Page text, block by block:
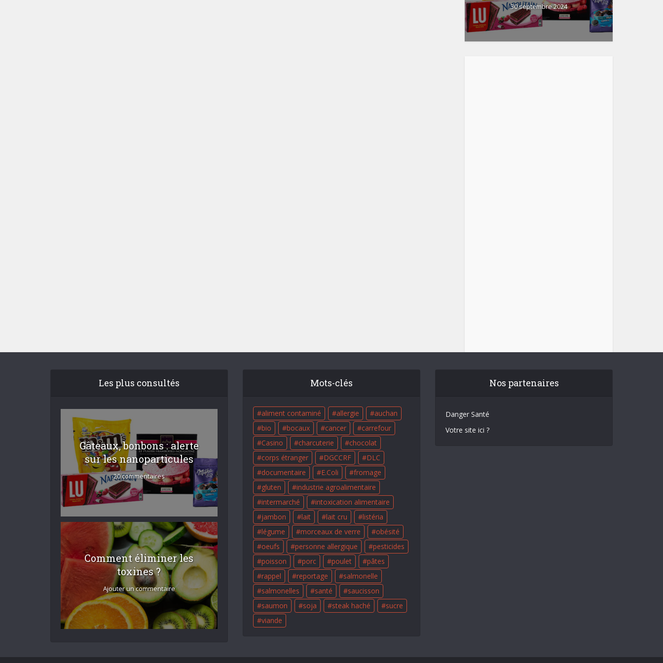
30 septembre 2024
Les plus consultés
Gâteaux, bonbons : alerte
sur les nanoparticules
20 commentaires
Comment éliminer les
toxines ?
Ajouter un commentaire
Mots-clés
aliment contaminé allergie
auchan
bio
bocaux cancer
carrefour
Casino
charcuterie
chocolat
corps étranger
DGCCRF
DLC
documentaire
E.Coli
fromage
gluten
industrie agroalimentaire
intermarché
intoxication alimentaire
jambon
lait lait cru
listéria
légume
morceaux de verre
obésité
oeufs
personne allergique
pesticides
poisson
porc poulet
pâtes
rappel
reportage
salmonelle
salmonelles
santé
saucisson
saumon
soja steak haché
sucre
viande
Nos partenaires
Danger Santé
Votre site ici ?